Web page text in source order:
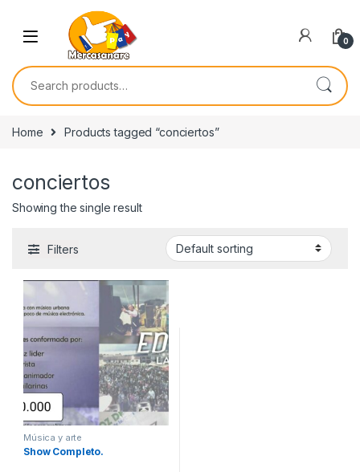
Skip to navigation
0
Search for:
Home Products tagged “conciertos”
conciertos
Showing the single result
Filters
Música y arte
Show Completo.